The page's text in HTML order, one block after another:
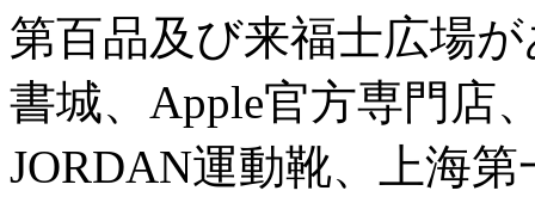
第百品及び来福士広場
書城、Apple官方専門店
JORDAN運動靴、上海